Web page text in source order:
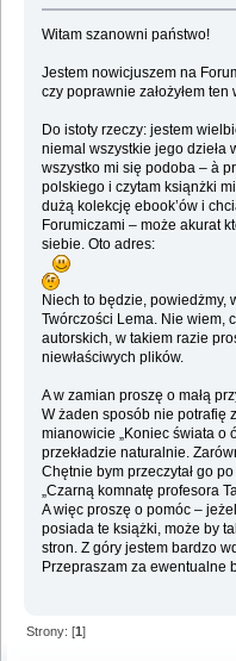
Witam szanowni państwo!
Jestem nowicjuszem na
czy poprawnie założyłem ten
Do istoty rzeczy: jestem
niemal wszystkie jego dzieła
wszystko mi się podoba – à
polskiego i czytam ksiąnżki
dużą kolekcję ebook’ów i
Forumiczami – może akurat
siebie. Oto adres:
Niech to będzie, powiedżmy,
Twórczości Lema. Nie wiem,
autorskich, w takiem razie
niewłaściwych plików.
A w zamian proszę o małą
W żaden sposób nie potrafię
mianowicie „Koniec świata o
przekładzie naturalnie.
Chętnie bym przeczytał go
„Czarną komnatę profesora
A więc proszę o pomóc –
posiada te książki, może by
stron. Z góry jestem bardzo
Przepraszam za ewentualne
Strony: [1]